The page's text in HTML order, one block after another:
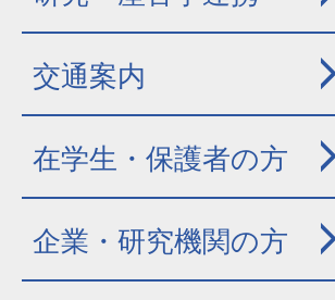
交通案内
在学生・保護者の方
企業・研究機関の方